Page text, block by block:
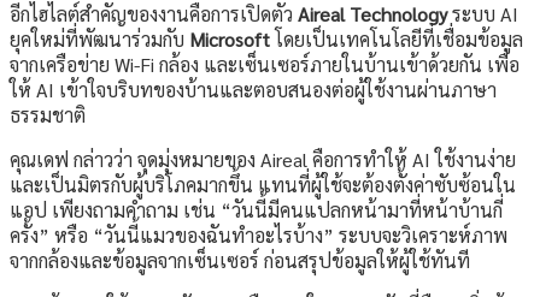
อีกไฮไลต์สำคัญของงานคือการเปิดตัว Aireal Technologyระบบ AI
ยุคใหม่ที่พัฒนาร่วมกับ Microsoftโดยเป็นเทคโนโลยีที่เชื่อมข้อมูล
จากเครือข่าย Wi-Fi กล้อง และเซ็นเซอร์ภายในบ้านเข้าด้วยกัน เพื่อ
ให้ AI เข้าใจบริบทของบ้านและตอบสนองต่อผู้ใช้งานผ่านภาษา
ธรรมชาติ
คุณเดฟ กล่าวว่า จุดมุ่งหมายของ Aireal คือการทำให้ AI ใช้งานง่าย
และเป็นมิตรกับผู้บริโภคมากขึ้น แทนที่ผู้ใช้จะต้องตั้งค่าซับซ้อนใน
แอป เพียงถามคำถาม เช่น “วันนี้มีคนแปลกหน้ามาที่หน้าบ้านกี่
ครั้ง” หรือ “วันนี้แมวของฉันทำอะไรบ้าง” ระบบจะวิเคราะห์ภาพ
จากกล้องและข้อมูลจากเซ็นเซอร์ ก่อนสรุปข้อมูลให้ผู้ใช้ทันที